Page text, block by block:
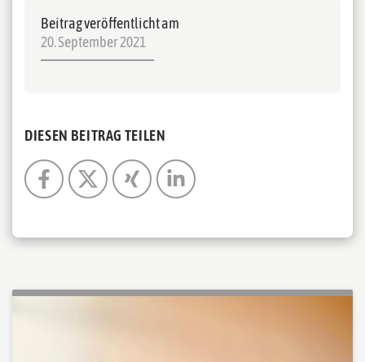
Beitrag veröffentlicht am
20. September 2021
DIESEN BEITRAG TEILEN